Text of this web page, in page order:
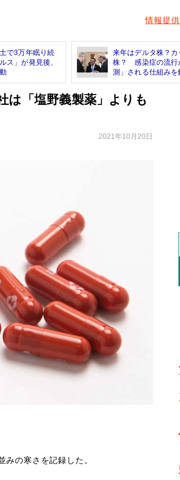
情報提供
土で3万年眠り続
ス」が発見後、
来年はデルタ株？カ
株？ 感染症の流行
測」される仕組みを
「塩野義製薬」よりも
2021年10月20日
の寒さを記録した。